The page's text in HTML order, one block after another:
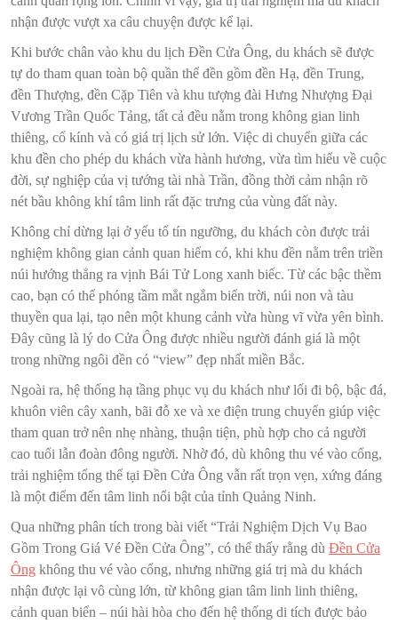
nhận được vượt xa câu chuyện được kể lại.
Khi bước chân vào khu du lịch Đền Cửa Ông, du khách sẽ được
tự do tham quan toàn bộ quần thể đền gồm đền Hạ, đền Trung,
đền Thượng, đền Cặp Tiên và khu tượng đài Hưng Nhượng Đại
Vương Trần Quốc Tảng, tất cả đều nằm trong không gian linh
thiêng, cổ kính và có giá trị lịch sử lớn. Việc di chuyển giữa các
khu đền cho phép du khách vừa hành hương, vừa tìm hiểu về cuộc
đời, sự nghiệp của vị tướng tài nhà Trần, đồng thời cảm nhận rõ
nét bầu không khí tâm linh rất đặc trưng của vùng đất này.
Không chỉ dừng lại ở yếu tố tín ngưỡng, du khách còn được trải
nghiệm không gian cảnh quan hiếm có, khi khu đền nằm trên triền
núi hướng thẳng ra vịnh Bái Tử Long xanh biếc. Từ các bậc thềm
cao, bạn có thể phóng tầm mắt ngắm biển trời, núi non và tàu
thuyền qua lại, tạo nên một khung cảnh vừa hùng vĩ vừa yên bình.
Đây cũng là lý do Cửa Ông được nhiều người đánh giá là một
trong những ngôi đền có “view” đẹp nhất miền Bắc.
Ngoài ra, hệ thống hạ tầng phục vụ du khách như lối đi bộ, bậc đá,
khuôn viên cây xanh, bãi đỗ xe và xe điện trung chuyển giúp việc
tham quan trở nên nhẹ nhàng, thuận tiện, phù hợp cho cả người
cao tuổi lẫn đoàn đông người. Nhờ đó, dù không thu vé vào cổng,
trải nghiệm tổng thể tại Đền Cửa Ông vẫn rất trọn vẹn, xứng đáng
là một điểm đến tâm linh nổi bật của tỉnh Quảng Ninh.
Qua những phân tích trong bài viết “Trải Nghiệm Dịch Vụ Bao
Gồm Trong Giá Vé Đền Cửa Ông”, có thể thấy rằng dù Đền Cửa
Ông không thu vé vào cổng, nhưng những giá trị mà du khách
nhận được lại vô cùng lớn, từ không gian tâm linh linh thiêng,
cảnh quan biển – núi hài hòa cho đến hệ thống di tích được bảo